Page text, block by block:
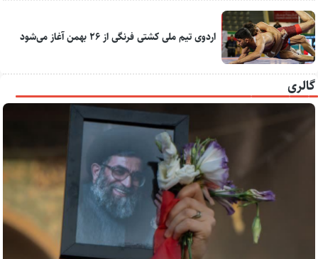
اردوی تیم ملی کشتی فرنگی از ۲۶ بهمن آغاز می‌شود
گالری